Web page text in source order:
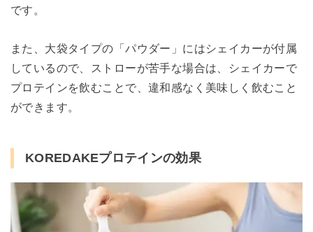
です。
また、大袋タイプの「パウダー」にはシェイカーが付属
しているので、ストローが苦手な場合は、シェイカーで
プロテインを飲むことで、違和感なく美味しく飲むこと
ができます。
KOREDAKEプロテインの効果